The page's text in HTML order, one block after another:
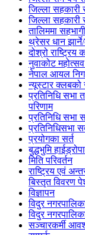
जिल्ला सहकारी
जिल्ला सहकारी
तालिममा
थ्रेसर धान
दोश्रो
नुवाकोट
नेपाल आयल
न्यूस्टार क्लबको
प्रतिनिधि सभा
परिणाम
प्रतिनिधि सभा
प्रतिनिधिसभा
प्रयोगका सर्त
बुद्धभुमि
मिति परिवर्तन
राष्ट्रिय एवं
बिस्तृत विवरण
विज्ञापन
विदुर
विदुर
सञ्चारकर्मी